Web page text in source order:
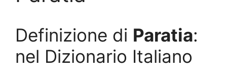
Definizione di Paratia:
nel Dizionario Italiano